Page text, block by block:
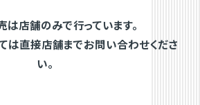
は店舗のみで行っています。
は直接店舗までお問い合わせくださ
い。